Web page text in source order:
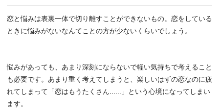
恋と悩みは表裏一体で切り離すことができないもの。恋をしている
ときに悩みがないなんてことの方が少ないくらいでしょう。
悩みがあっても、あまり深刻にならないで軽い気持ちで考えること
も必要です。あまり重く考えてしまうと、楽しいはずの恋なのに疲
れてしまって「恋はもうたくさん......」という心境になってしまい
ます。